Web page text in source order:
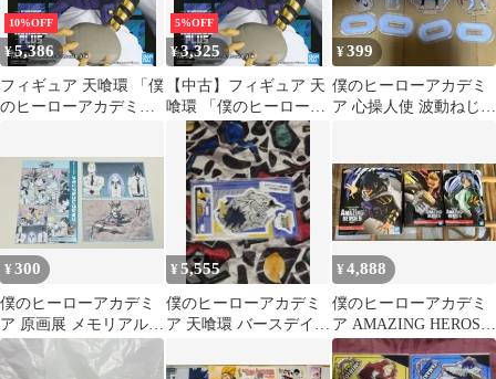
10%OFF
¥5,386
フィギュア 天喰環 「僕
のヒーローアカデミ
vol.8【14日以内発送】
5%OFF
¥3,325
【中古】フィギュア 天
喰環 「僕のヒーローア
カデミア」 THE
AMAZING HEROES-
PLUS-vol.8
¥399
僕のヒーローアカデミ
ア 心操人使 波動ねじれ
¥300
僕のヒーローアカデミ
ア 原画展 メモリアルコ
レクション
¥5,555
僕のヒーローアカデミ
ア 天喰環 バースデイ名
ア
¥4,888
僕のヒーローアカデミ
ア AMAZING HEROS 3
体セット